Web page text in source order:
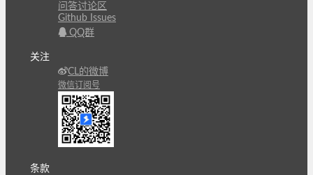
问答讨论区
Github Issues
QQ群
关注
CL的微博
微信订阅号
条款